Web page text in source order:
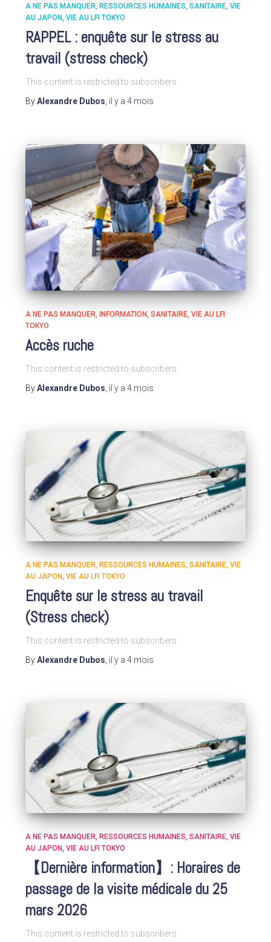
A NE PAS MANQUER RESSOURCES HUMAINES SANITAIRE VIE
AU JAPON VIE AU LFI TOKYO
RAPPEL : enquête sur le stress au
travail (stress check)
This content is restricted to subscribers
ByAlexandre Dubos il y a 4 mois
A NE PAS MANQUER INFORMATION SANITAIRE VIE AU LFI
TOKYO
Accès ruche
This content is restricted to subscribers
ByAlexandre Dubos, il y a 4 mois
A NE PAS MANQUER RESSOURCES HUMAINES SANITAIRE VIE
AU JAPON VIE AU LFI TOKYO
Enquête sur le stress au travail
(Stress check)
This content is restricted to subscribers
ByAlexandre Dubos, il y a 4 mois
A NE PAS MANQUER RESSOURCES HUMAINES SANITAIRE VIE
AU JAPON VIE AU LFI TOKYO
【Dernière information】: Horaires de
passage de la visite médicale du 25
mars 2026
This content is restricted to subscribers